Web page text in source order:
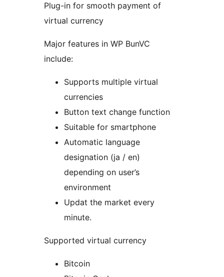
Plug-in for smooth payment of
virtual currency
Major features in WP BunVC
include:
Supports multiple virtual
currencies
Button text change function
Suitable for smartphone
Automatic language
designation (ja / en)
depending on user’s
environment
Updat the market every
minute.
Supported virtual currency
Bitcoin